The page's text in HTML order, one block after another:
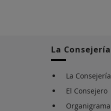
La Consejería
La Consejería
El Consejero
Organigrama